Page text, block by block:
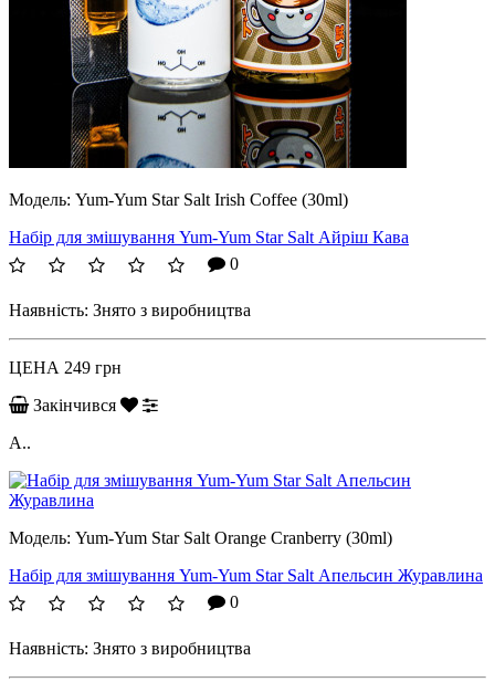
Модель: Yum-Yum Star Salt Irish Coffee (30ml)
Набір для змішування Yum-Yum Star Salt Айріш Кава
0
Наявність: Знято з виробництва
ЦЕНА 249 грн
Закінчився
А..
Модель: Yum-Yum Star Salt Orange Cranberry (30ml)
Набір для змішування Yum-Yum Star Salt Апельсин Журавлина
0
Наявність: Знято з виробництва